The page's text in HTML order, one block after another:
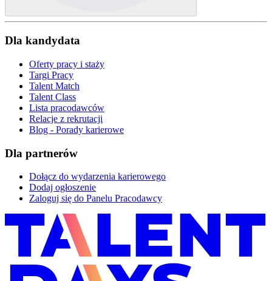
Dla kandydata
Oferty pracy i staży
Targi Pracy
Talent Match
Talent Class
Lista pracodawców
Relacje z rekrutacji
Blog - Porady karierowe
Dla partnerów
Dołącz do wydarzenia karierowego
Dodaj ogłoszenie
Zaloguj się do Panelu Pracodawcy